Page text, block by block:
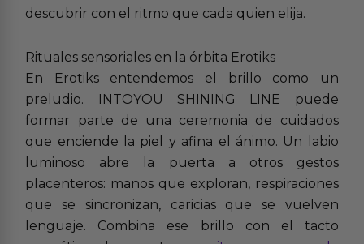
descubrir con el ritmo que cada quien elija.
Rituales sensoriales en la órbita Erotiks
En Erotiks entendemos el brillo como un
preludio. INTOYOU SHINING LINE puede
formar parte de una ceremonia de cuidados
que enciende la piel y afina el ánimo. Un labio
luminoso abre la puerta a otros gestos
placenteros: manos que exploran, respiraciones
que se sincronizan, caricias que se vuelven
lenguaje. Combina ese brillo con el tacto